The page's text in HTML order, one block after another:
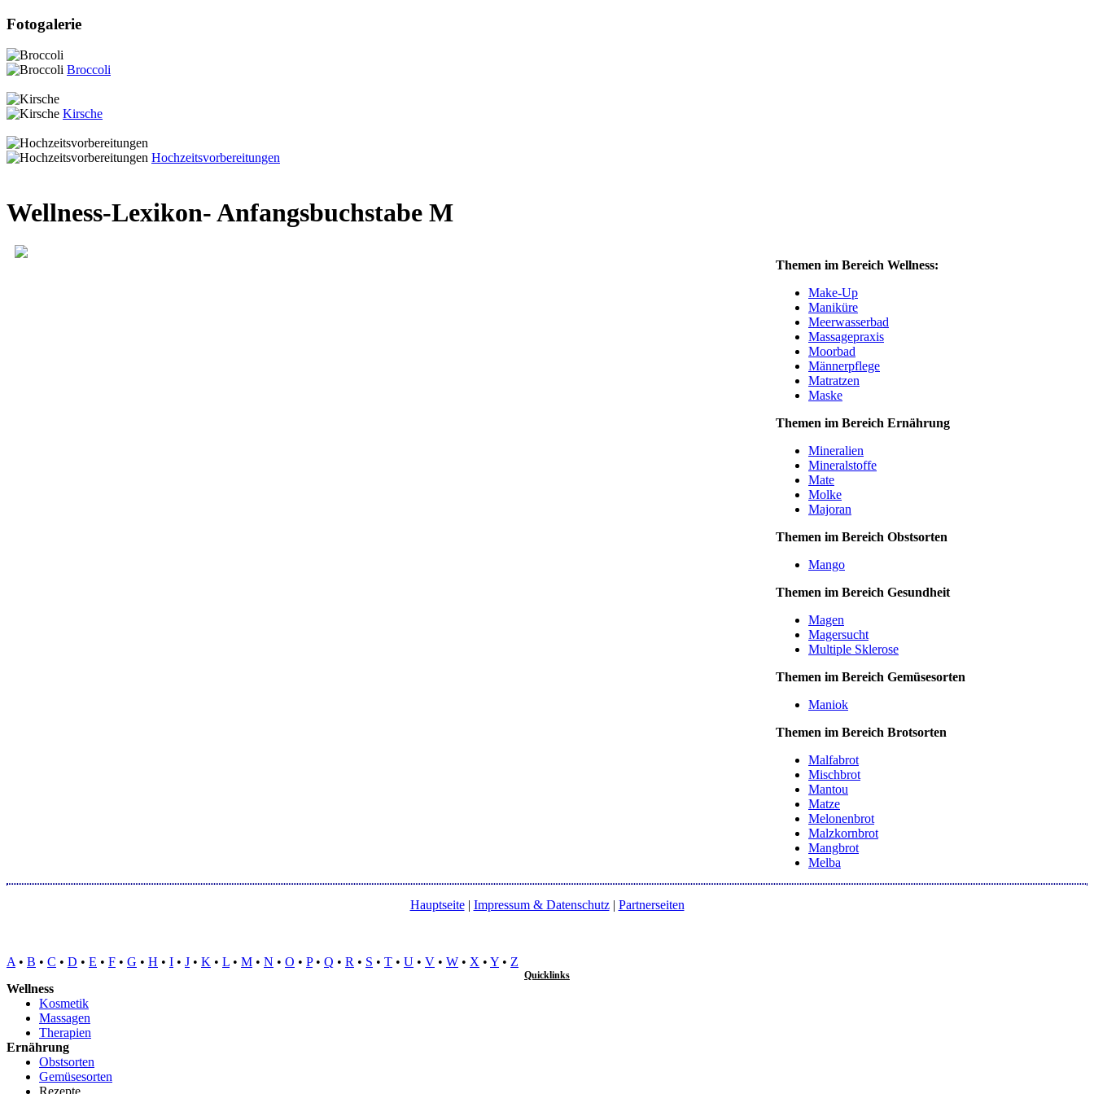
Fotogalerie
Broccoli
Kirsche
Hochzeitsvorbereitungen
Wellness-Lexikon- Anfangsbuchstabe M
Themen im Bereich Wellness:
Make-Up
Maniküre
Meerwasserbad
Massagepraxis
Moorbad
Männerpflege
Matratzen
Maske
Themen im Bereich Ernährung
Mineralien
Mineralstoffe
Mate
Molke
Majoran
Themen im Bereich Obstsorten
Mango
Themen im Bereich Gesundheit
Magen
Magersucht
Multiple Sklerose
Themen im Bereich Gemüsesorten
Maniok
Themen im Bereich Brotsorten
Malfabrot
Mischbrot
Mantou
Matze
Melonenbrot
Malzkornbrot
Mangbrot
Melba
Hauptseite| Impressum & Datenschutz| Partnerseiten
A • B • C • D • E • F • G • H • I • J • K • L • M • N • O • P• Q • R • S • T • U • V • W • X • Y • Z
Quicklinks
Wellness
Kosmetik
Massagen
Therapien
Ernährung
Obstsorten
Gemüsesorten